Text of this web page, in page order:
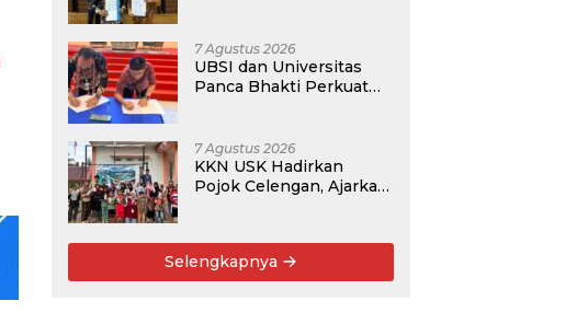
7 Agustus 2026
UBSI dan Universitas
Panca Bhakti Perkuat
7 Agustus 2026
KKN USK Hadirkan
Pojok Celengan, Ajarkan
Selengkapnya